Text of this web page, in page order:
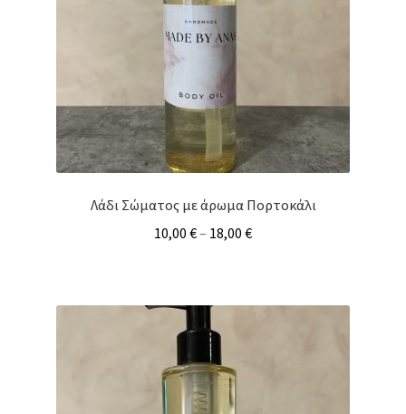
Λάδι Σώματος με άρωμα Πορτοκάλι
10,00 €– 18,00 €